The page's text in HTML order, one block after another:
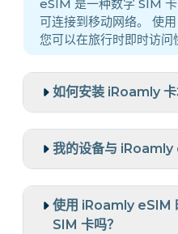
eSIM 是一种数字 SIM
可连接到移动网络。 使
您可以在旅行时即时访问
如何安装 iRoamly 卡
我的设备与 iRoamly
使用 iRoamly eSIM
SIM 卡吗？